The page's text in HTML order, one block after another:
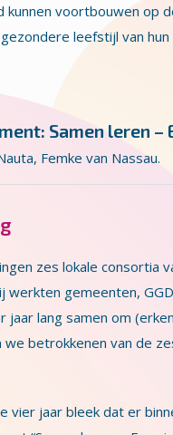
kunnen voortbouwen op
leefstijl van
Samen leren
Femke van Nassau.
zes lokale consortia
werkten gemeenten,
jaar lang samen om
betrokkenen van de
vier jaar bleek dat er